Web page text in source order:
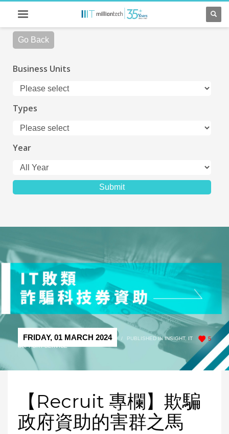
Go Back
Business Units
Types
Year
5
FRIDAY, 01 MARCH 2024 / PUBLISHED ININSIGHT, IT
SUPPORT SERVICE
【Recruit 專欄】欺騙
政府資助的害群之馬